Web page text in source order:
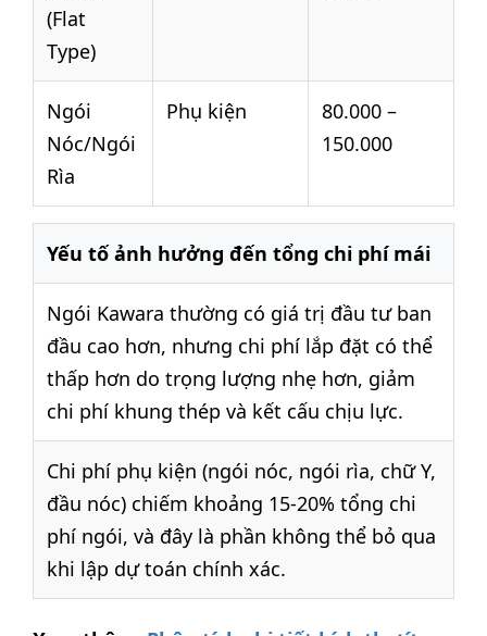
(Flat
Type)
Ngói
Nóc/Ngói
Rìa
Phụ kiện
80.000 –
150.000
Yếu tố ảnh hưởng đến tổng chi phí mái
Ngói Kawara thường có giá trị đầu tư ban
đầu cao hơn, nhưng chi phí lắp đặt có thể
thấp hơn do trọng lượng nhẹ hơn, giảm
chi phí khung thép và kết cấu chịu lực.
Chi phí phụ kiện (ngói nóc, ngói rìa, chữ Y,
đầu nóc) chiếm khoảng 15-20% tổng chi
phí ngói, và đây là phần không thể bỏ qua
khi lập dự toán chính xác.